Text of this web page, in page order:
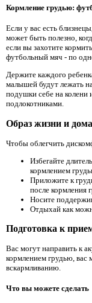
Кормление грудью:
Если у вас есть
может быть полезно,
если вы захотите
футбольный мяч - по
Держите каждого
малышей будут лежать
подушки себе на колени
подлокотниками.
Образ жизни и
Чтобы облегчить
Избегайте
кормлением
Приложите к
после кормления
Носите
Отдыхай как
Подготовка к
Вас могут направить к
кормлением грудью, вас
вскармливанию.
Что вы можете сделать